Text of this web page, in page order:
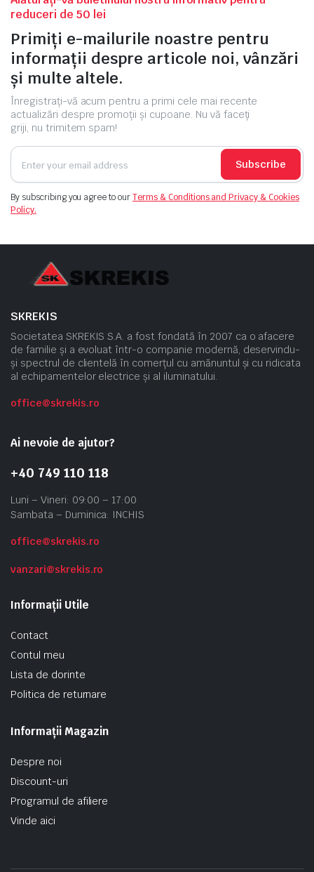
reduceri de 50 lei
Primiți e-mailurile noastre pentru
informații despre articole noi, vânzări
și multe altele.
Înregistrați-vă acum pentru a primi cele mai recente
actualizări despre promoții și cupoane. Nu vă faceți
griji, nu trimitem spam!
Subscribe
By subscribing you agree to ourTerms & Conditions and Privacy & Cookies
Policy.
SKREKIS
Societatea SKREKIS S.A. a fost fondată în 2007 ca o afacere
de familie și a evoluat într-o companie modernă, deservindu-
și spectrul de clientelă în comerțul cu amănuntul și cu ridicata
al echipamentelor electrice și al iluminatului.
office@skrekis.ro
Ai nevoie de ajutor?
+40 749 110 118
Luni – Vineri: 09:00 – 17:00
Sambata – Duminica: INCHIS
office@skrekis.ro
vanzari@skrekis.ro
Informații Utile
Contact
Contul meu
Lista de dorinte
Politica de returnare
Informații Magazin
Despre noi
Discount-uri
Programul de afiliere
Vinde aici